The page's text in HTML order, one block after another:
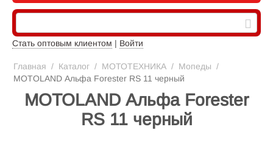
Стать оптовым клиентом | Войти
Главная / Каталог / МОТОТЕХНИКА / Мопеды /
MOTOLAND Альфа Forester RS 11 черный
MOTOLAND Альфа Forester
RS 11 черный